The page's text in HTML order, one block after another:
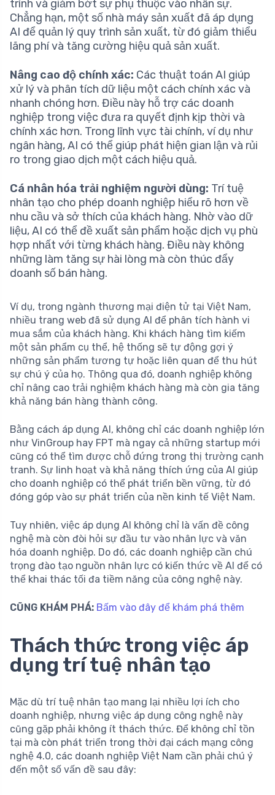
trình và giảm bớt sự phụ thuộc vào nhân sự.
Chẳng hạn, một số nhà máy sản xuất đã áp dụng
AI để quản lý quy trình sản xuất, từ đó giảm thiểu
lãng phí và tăng cường hiệu quả sản xuất.
Nâng cao độ chính xác: Các thuật toán AI giúp
xử lý và phân tích dữ liệu một cách chính xác và
nhanh chóng hơn. Điều này hỗ trợ các doanh
nghiệp trong việc đưa ra quyết định kịp thời và
chính xác hơn. Trong lĩnh vực tài chính, ví dụ như
ngân hàng, AI có thể giúp phát hiện gian lận và rủi
ro trong giao dịch một cách hiệu quả.
Cá nhân hóa trải nghiệm người dùng: Trí tuệ
nhân tạo cho phép doanh nghiệp hiểu rõ hơn về
nhu cầu và sở thích của khách hàng. Nhờ vào dữ
liệu, AI có thể đề xuất sản phẩm hoặc dịch vụ phù
hợp nhất với từng khách hàng. Điều này không
những làm tăng sự hài lòng mà còn thúc đẩy
doanh số bán hàng.
Ví dụ, trong ngành thương mại điện tử tại Việt Nam,
nhiều trang web đã sử dụng AI để phân tích hành vi
mua sắm của khách hàng. Khi khách hàng tìm kiếm
một sản phẩm cụ thể, hệ thống sẽ tự động gợi ý
những sản phẩm tương tự hoặc liên quan để thu hút
sự chú ý của họ. Thông qua đó, doanh nghiệp không
chỉ nâng cao trải nghiệm khách hàng mà còn gia tăng
khả năng bán hàng thành công.
Bằng cách áp dụng AI, không chỉ các doanh nghiệp lớn
như VinGroup hay FPT mà ngay cả những startup mới
cũng có thể tìm được chỗ đứng trong thị trường cạnh
tranh. Sự linh hoạt và khả năng thích ứng của AI giúp
cho doanh nghiệp có thể phát triển bền vững, từ đó
đóng góp vào sự phát triển của nền kinh tế Việt Nam.
Tuy nhiên, việc áp dụng AI không chỉ là vấn đề công
nghệ mà còn đòi hỏi sự đầu tư vào nhân lực và văn
hóa doanh nghiệp. Do đó, các doanh nghiệp cần chú
trọng đào tạo nguồn nhân lực có kiến thức về AI để có
thể khai thác tối đa tiềm năng của công nghệ này.
CŨNG KHÁM PHÁ: Bấm vào đây để khám phá thêm
Thách thức trong việc áp
dụng trí tuệ nhân tạo
Mặc dù trí tuệ nhân tạo mang lại nhiều lợi ích cho
doanh nghiệp, nhưng việc áp dụng công nghệ này
cũng gặp phải không ít thách thức. Để không chỉ tồn
tại mà còn phát triển trong thời đại cách mạng công
nghệ 4.0, các doanh nghiệp Việt Nam cần phải chú ý
đến một số vấn đề sau đây: